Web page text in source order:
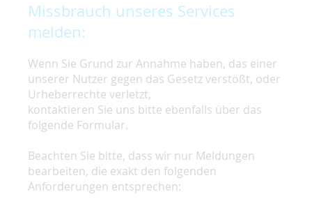
Missbrauch unseres Services
melden:
Wenn Sie Grund zur Annahme haben, das einer
unserer Nutzer gegen das Gesetz verstößt, oder
Urheberrechte verletzt,
kontaktieren Sie uns bitte ebenfalls über das
folgende Formular.
Beachten Sie bitte, dass wir nur Meldungen
bearbeiten, die exakt den folgenden
Anforderungen entsprechen: